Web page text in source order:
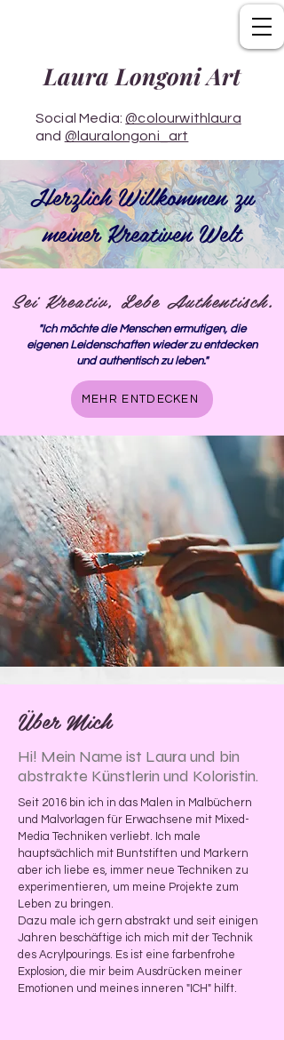
Laura Longoni Art
Social Media:@colourwithlaura
and @lauralongoni_art
Herzlich Willkommen zu
meiner Kreativen Welt
Sei Kreativ, Lebe Authentisch.
"Ich möchte die Menschen ermutigen, die
eigenen Leidenschaften wieder zu entdecken
und authentisch zu leben."
MEHR ENTDECKEN
Über Mich
Hi! Mein Name ist Laura und bin
abstrakte Künstlerin und Koloristin.
Seit 2016 bin ich in das Malen in Malbüchern
und Malvorlagen für Erwachsene mit Mixed-
Media Techniken verliebt. Ich male
hauptsächlich mit Buntstiften und Markern
aber ich liebe es, immer neue Techniken zu
experimentieren, um meine Projekte zum
Leben zu bringen.
Dazu male ich gern abstrakt und seit einigen
Jahren beschäftige ich mich mit der Technik
des Acrylpourings. Es ist eine farbenfrohe
Explosion, die mir beim Ausdrücken meiner
Emotionen und meines inneren "ICH" hilft.